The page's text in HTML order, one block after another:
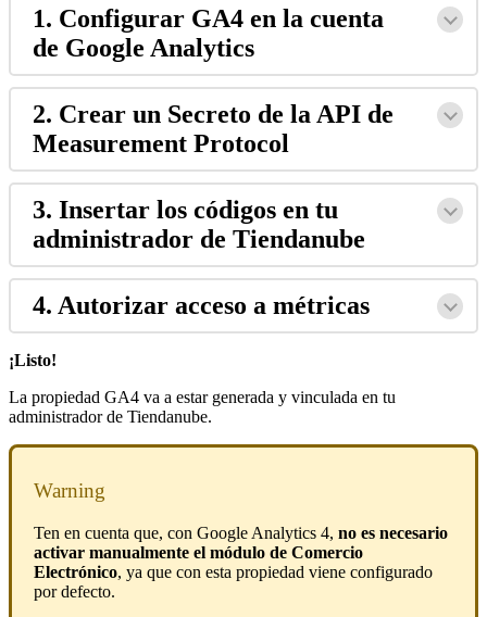
1. Configurar GA4 en la cuenta
de Google Analytics
2. Crear un Secreto de la API de
Measurement Protocol
3. Insertar los códigos en tu
administrador de Tiendanube
4. Autorizar acceso a métricas
¡Listo!
La propiedad GA4 va a estar generada y vinculada en tu
administrador de Tiendanube.
Warning
Ten en cuenta que, con Google Analytics 4, no es necesario
activar manualmente el módulo de Comercio
Electrónico, ya que con esta propiedad viene configurado
por defecto.